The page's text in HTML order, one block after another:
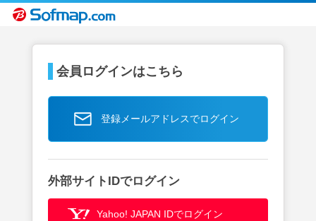
会員ログインはこちら
登録メールアドレスでログイン
外部サイトIDでログイン
Yahoo! JAPAN IDでログイン